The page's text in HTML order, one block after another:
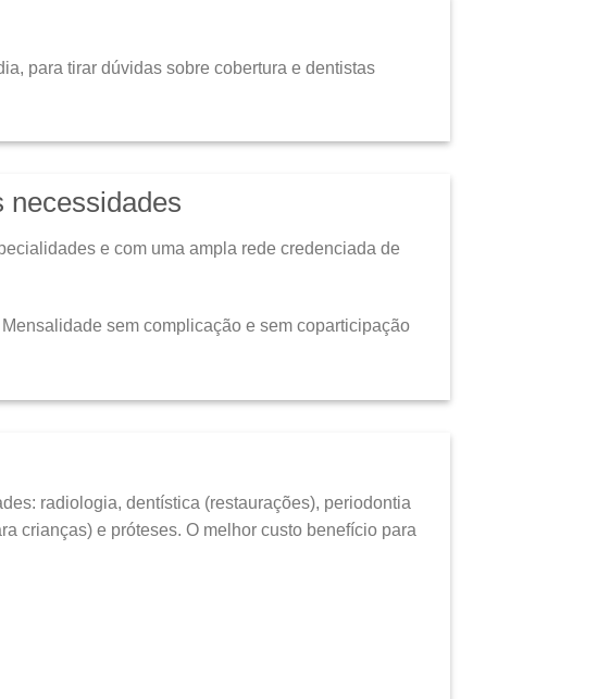
para tirar dúvidas sobre cobertura e dentistas
necessidades
e com uma ampla rede credenciada de
sem complicação e sem coparticipação
radiologia, dentística (restaurações), periodontia
crianças) e próteses. O melhor custo benefício para